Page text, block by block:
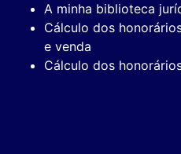
A minha biblioteca
Cálculo dos
e venda
Cálculo dos